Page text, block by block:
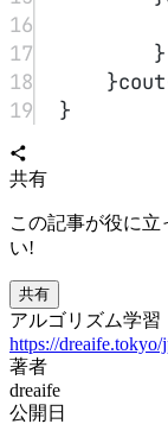
16
17
}
18
}cout
19
}
共有
この記事が役に
い!
共有
アルゴリズム学習
https://
著者
dreaife
公開日